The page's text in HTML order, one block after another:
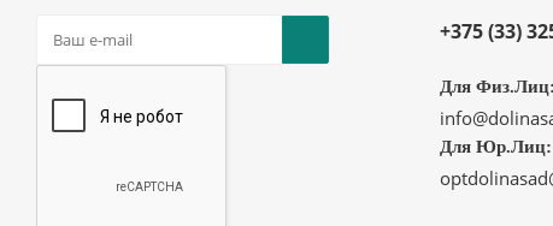
+375 (33)
Для Физ.Лиц:
Для Юр.Лиц: